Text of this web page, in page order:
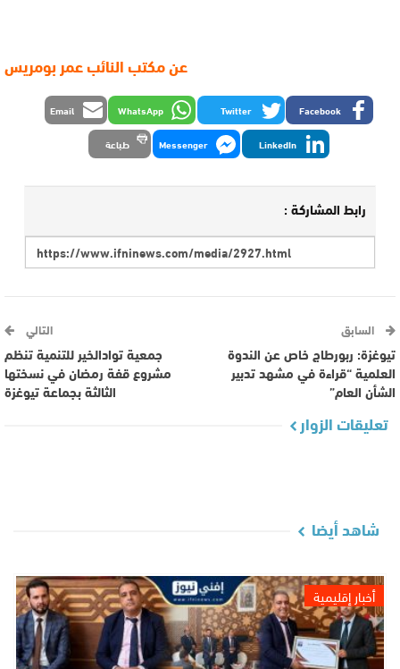
عن مكتب النائب عمر بومريس
Facebook
Twitter
WhatsApp
Email
LinkedIn
Messenger طباعة
رابط المشاركة :
السابق
تيوغزة: ربورطاج خاص عن الندوة
العلمية “قراءة في مشهد تدبير
الشأن العام”
التالي
جمعية توادالخير للتنمية تنظم
مشروع قفة رمضان في نسختها
الثالثة بجماعة تيوغزة
تعليقات الزوار
شاهد أيضا
أخبار إقليمية